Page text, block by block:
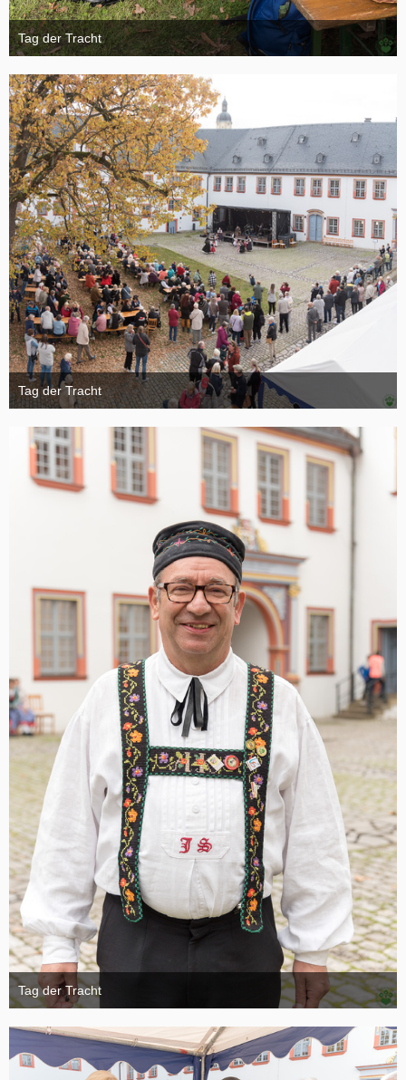
Tag der Tracht
6. November 2024
Tag der Tracht
6. November 2024
Tag der Tracht
6. November 2024